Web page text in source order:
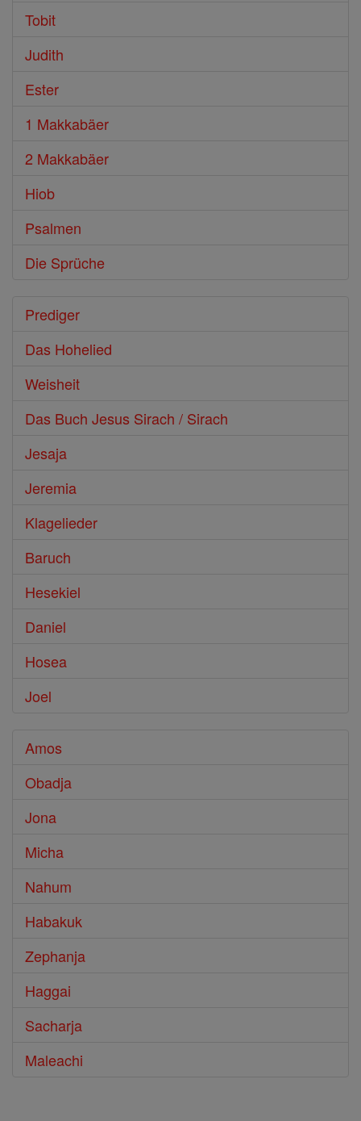
Tobit
Judith
Ester
1 Makkabäer
2 Makkabäer
Hiob
Psalmen
Die Sprüche
Prediger
Das Hohelied
Weisheit
Das Buch Jesus Sirach / Sirach
Jesaja
Jeremia
Klagelieder
Baruch
Hesekiel
Daniel
Hosea
Joel
Amos
Obadja
Jona
Micha
Nahum
Habakuk
Zephanja
Haggai
Sacharja
Maleachi